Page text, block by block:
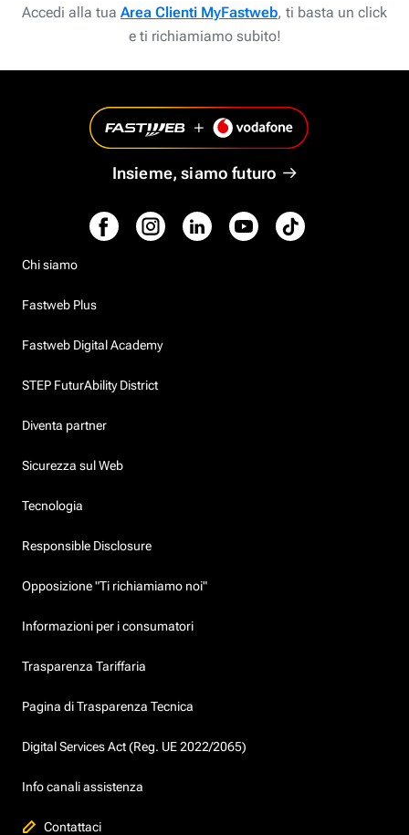
Accedi alla tua Area Clienti MyFastweb, ti basta un click
e ti richiamiamo subito!
Insieme, siamo futuro
Chi siamo
Fastweb Plus
Fastweb Digital Academy
STEP FuturAbility District
Diventa partner
Sicurezza sul Web
Tecnologia
Responsible Disclosure
Opposizione "Ti richiamiamo noi"
Informazioni per i consumatori
Trasparenza Tariffaria
Pagina di Trasparenza Tecnica
Digital Services Act (Reg. UE 2022/2065)
Info canali assistenza
Contattaci